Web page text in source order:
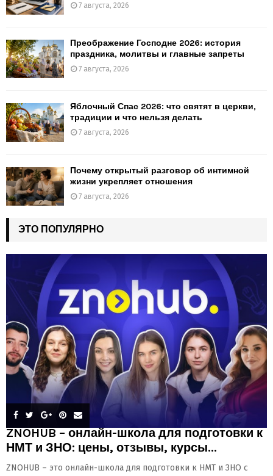
7 августа, 2026
Преображение Господне 2026: история
праздника, молитвы и главные запреты
7 августа, 2026
Яблочный Спас 2026: что святят в церкви,
традиции и что нельзя делать
7 августа, 2026
Почему открытый разговор об интимной
жизни укрепляет отношения
7 августа, 2026
ЭТО ПОПУЛЯРНО
ZNOHUB – онлайн-школа для подготовки к
НМТ и ЗНО: цены, отзывы, курсы...
ZNOHUB – это онлайн-школа для подготовки к НМТ и ЗНО с